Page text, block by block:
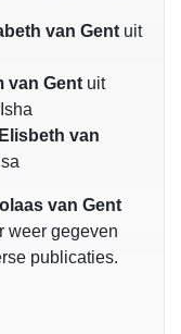
van Gent uit
van Gent uit
van
van Gent
weer gegeven
publicaties.